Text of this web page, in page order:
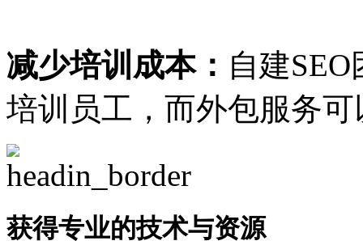
减少培训成本： 自建
培训员工，而外包服务
获得专业的技术与资源